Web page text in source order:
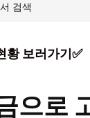
황 보러가기✅
으로